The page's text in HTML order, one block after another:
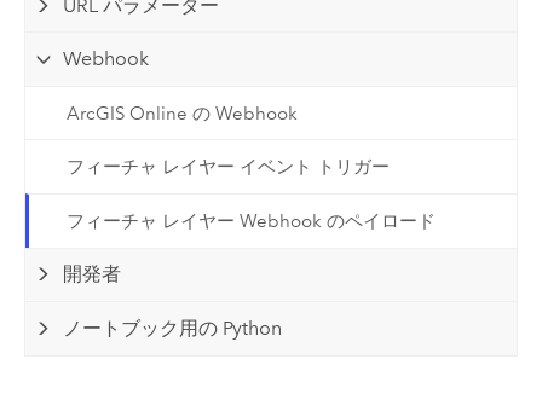
URL パラメーター
Webhook
ArcGIS Online の Webhook
フィーチャ レイヤー イベント トリガー
フィーチャ レイヤー Webhook のペイロード
開発者
ノートブック用の Python